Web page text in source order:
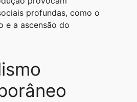
profundas, como o
e a ascensão do